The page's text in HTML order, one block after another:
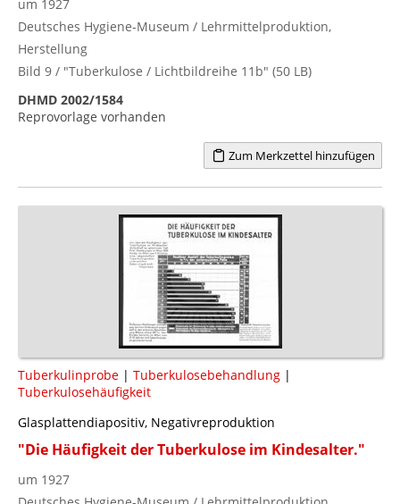
um 1927
Deutsches Hygiene-Museum / Lehrmittelproduktion,
Herstellung
Bild 9 / "Tuberkulose / Lichtbildreihe 11b" (50 LB)
DHMD 2002/1584
Reprovorlage vorhanden
Zum Merkzettel hinzufügen
Tuberkulinprobe | Tuberkulosebehandlung |
Tuberkulosehäufigkeit
Glasplattendiapositiv, Negativreproduktion
"Die Häufigkeit der Tuberkulose im Kindesalter."
um 1927